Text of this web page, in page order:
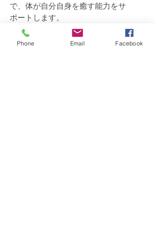
で、体が自分自身を癒す能力をサ
ポートします。
補足の事実
Phone Email Facebook